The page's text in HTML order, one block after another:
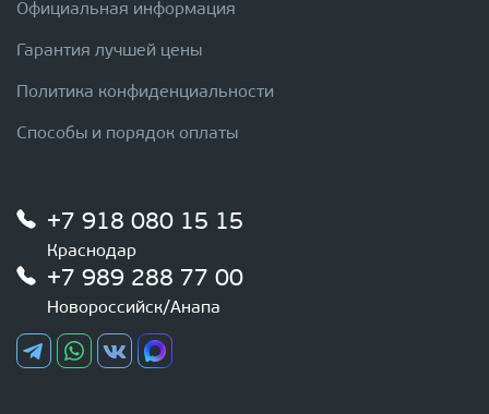
Официальная информация
Гарантия лучшей цены
Политика конфиденциальности
Способы и порядок оплаты
+7 918 080 15 15
Краснодар
+7 989 288 77 00
Новороссийск/Анапа